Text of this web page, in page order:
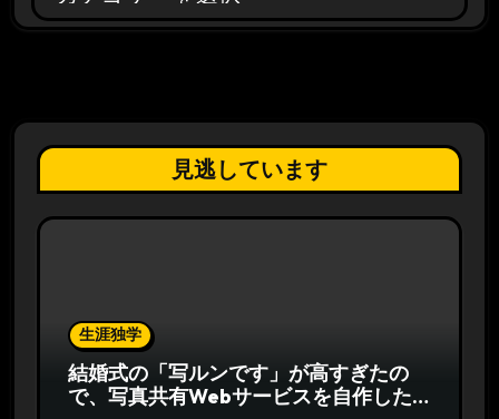
見逃しています
生涯独学
結婚式の「写ルンです」が高すぎたの
で、写真共有Webサービスを自作した